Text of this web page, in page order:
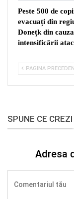
Peste 500 de
evacuați din
Donețk din cauza
intensificării
PAGINA
SPUNE CE CREZI
Adresa